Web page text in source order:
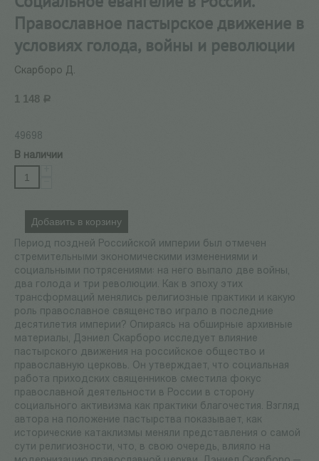
Православное пастырское движение в
условиях голода, войны и революции
Скарборо Д.
1 148 Р
49698
В наличии
Добавить в корзину
Период поздней Российской империи был отмечен
стремительными экономическими изменениями и
социальными потрясениями: на него выпало две войны,
два голода и три революции. Как в эпоху этих
трансформаций менялись религиозные практики и какую
роль православное священство играло в последние
десятилетия империи? Опираясь на обширные архивные
материалы, Дэниел Скарборо исследует влияние
пастырского движения на российское общество и
православную церковь. Он утверждает, что социальная
работа приходских священников сместила фокус
православной деятельности в России в сторону
социального активизма как практики благочестия. Взгляд
автора на положение пастырства показывает, как
исторические катаклизмы меняли представления о самой
сути религиозности, что, в свою очередь, влияло на